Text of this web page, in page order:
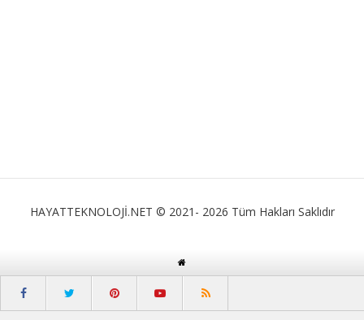
HAYATTEKNOLOJİ.NET © 2021- 2026 Tüm Hakları Saklıdır